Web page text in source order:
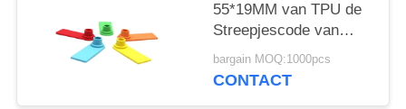
55*19MM van TPU de
Streepjescode van
Schapenoormerken
voor Landbouwbedrijf
bargain MOQ:1000pcs
CONTACT